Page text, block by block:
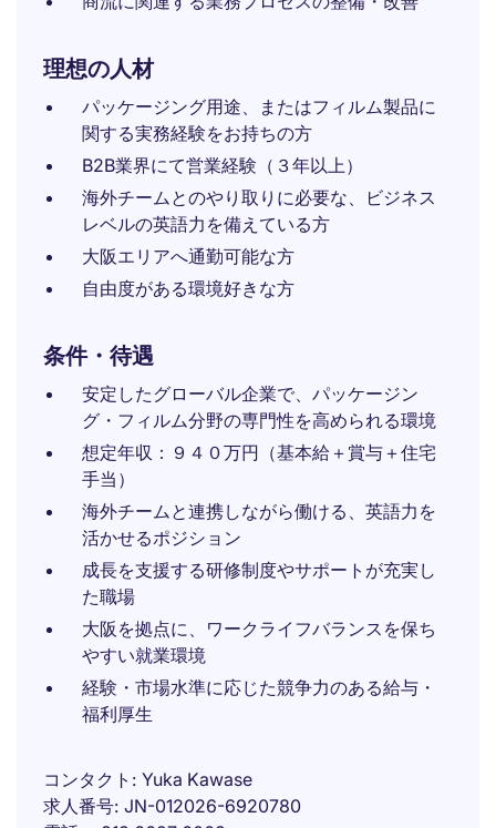
理想の人材
パッケージング用途、またはフィルム製品に
関する実務経験をお持ちの方
B2B業界にて営業経験（３年以上）
海外チームとのやり取りに必要な、ビジネス
レベルの英語力を備えている方
大阪エリアへ通勤可能な方
自由度がある環境好きな方
条件・待遇
安定したグローバル企業で、パッケージン
グ・フィルム分野の専門性を高められる環境
想定年収：９４０万円（基本給＋賞与＋住宅
手当）
海外チームと連携しながら働ける、英語力を
活かせるポジション
成長を支援する研修制度やサポートが充実し
た職場
大阪を拠点に、ワークライフバランスを保ち
やすい就業環境
経験・市場水準に応じた競争力のある給与・
福利厚生
コンタクト
Yuka Kawase
求人番号 JN-012026-6920780